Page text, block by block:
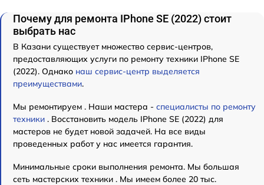
Почему для ремонта IPhone SE (2022) стоит
выбрать нас
В Казани существует множество сервис-центров,
предоставляющих услуги по ремонту техники IPhone SE
(2022). Однако наш сервис-центр выделяется
преимуществами.
Мы ремонтируем . Наши мастера - специалисты по ремонту
техники . Восстановить модель IPhone SE (2022) для
мастеров не будет новой задачей. На все виды
проведенных работ у нас имеется гарантия.
Минимальные сроки выполнения ремонта. Мы большая
сеть мастерских техники . Мы имеем более 20 тыс.